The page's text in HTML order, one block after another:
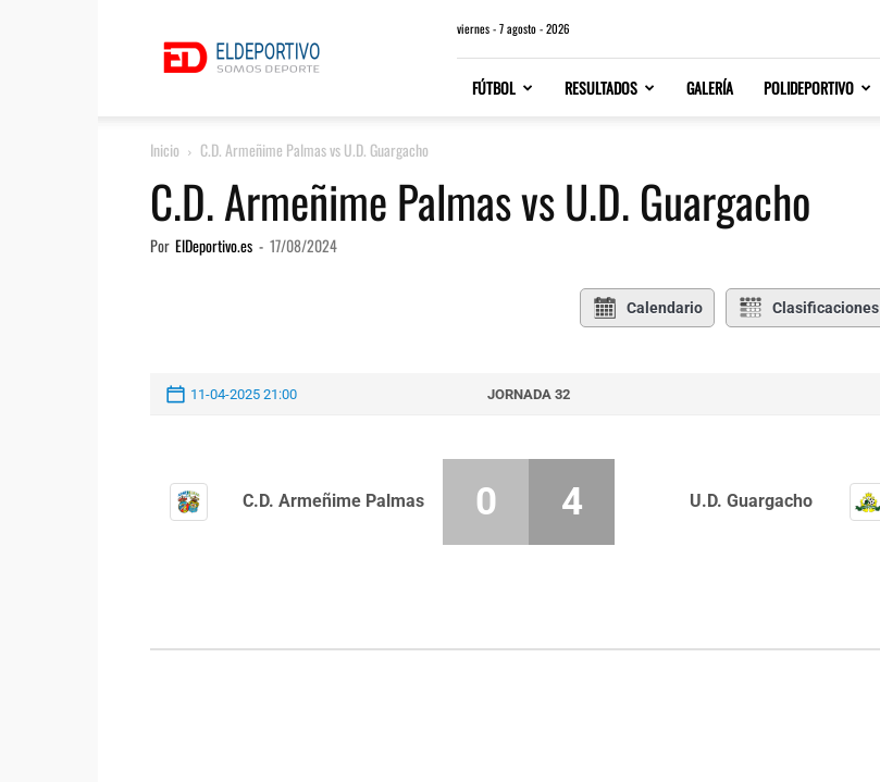
viernes - 7 agosto - 2026
FÚTBOL RESULTADOS GALERÍA POLIDEPORTIVO
Inicio C.D. Armeñime Palmas vs U.D. Guargacho
C.D. Armeñime Palmas vs U.D. Guargacho
Por ElDeportivo.es - 17/08/2024
Calendario Clasificaciones
11-04-2025 21:00 JORNADA 32
C.D. Armeñime Palmas U.D. Guargacho
0 4